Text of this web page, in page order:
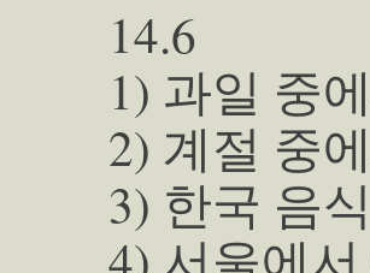
14.6
1) 과일 중
2) 계절 중
3) 한국 음